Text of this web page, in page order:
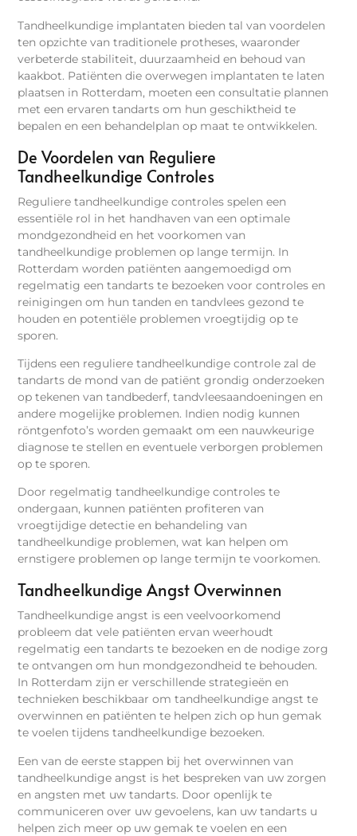
Tandheelkundige implantaten bieden tal van voordelen
ten opzichte van traditionele protheses, waaronder
verbeterde stabiliteit, duurzaamheid en behoud van
kaakbot. Patiënten die overwegen implantaten te laten
plaatsen in Rotterdam, moeten een consultatie plannen
met een ervaren tandarts om hun geschiktheid te
bepalen en een behandelplan op maat te ontwikkelen.
De Voordelen van Reguliere
Tandheelkundige Controles
Reguliere tandheelkundige controles spelen een
essentiële rol in het handhaven van een optimale
mondgezondheid en het voorkomen van
tandheelkundige problemen op lange termijn. In
Rotterdam worden patiënten aangemoedigd om
regelmatig een tandarts te bezoeken voor controles en
reinigingen om hun tanden en tandvlees gezond te
houden en potentiële problemen vroegtijdig op te
sporen.
Tijdens een reguliere tandheelkundige controle zal de
tandarts de mond van de patiënt grondig onderzoeken
op tekenen van tandbederf, tandvleesaandoeningen en
andere mogelijke problemen. Indien nodig kunnen
röntgenfoto’s worden gemaakt om een nauwkeurige
diagnose te stellen en eventuele verborgen problemen
op te sporen.
Door regelmatig tandheelkundige controles te
ondergaan, kunnen patiënten profiteren van
vroegtijdige detectie en behandeling van
tandheelkundige problemen, wat kan helpen om
ernstigere problemen op lange termijn te voorkomen.
Tandheelkundige Angst Overwinnen
Tandheelkundige angst is een veelvoorkomend
probleem dat vele patiënten ervan weerhoudt
regelmatig een tandarts te bezoeken en de nodige zorg
te ontvangen om hun mondgezondheid te behouden.
In Rotterdam zijn er verschillende strategieën en
technieken beschikbaar om tandheelkundige angst te
overwinnen en patiënten te helpen zich op hun gemak
te voelen tijdens tandheelkundige bezoeken.
Een van de eerste stappen bij het overwinnen van
tandheelkundige angst is het bespreken van uw zorgen
en angsten met uw tandarts. Door openlijk te
communiceren over uw gevoelens, kan uw tandarts u
helpen zich meer op uw gemak te voelen en een